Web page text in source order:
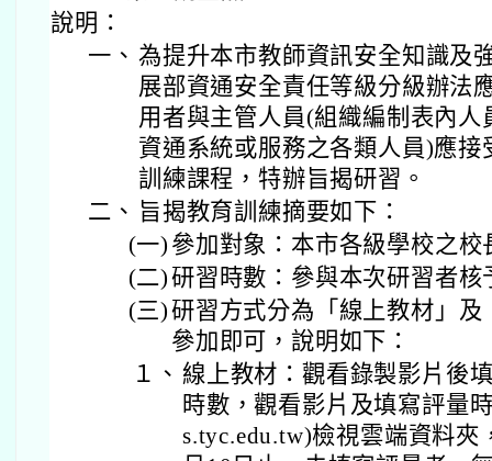
說明：
一、 為提升本市教師資訊安全知識及
展部資通安全責任等級分級辦法
用者與主管人員(組織編制表內
資通系統或服務之各類人員)應
訓練課程，特辦旨揭研習。
二、 旨揭教育訓練摘要如下：
(一) 參加對象：本市各級學校之
(二)研習時數：參與本次研習者核
(三)研習方式分為「線上教材」
參加即可，說明如下：
１、 線上教材：觀看錄製影片後
時數，觀看影片及填寫評量
s.tyc.edu.tw)檢視雲端資料